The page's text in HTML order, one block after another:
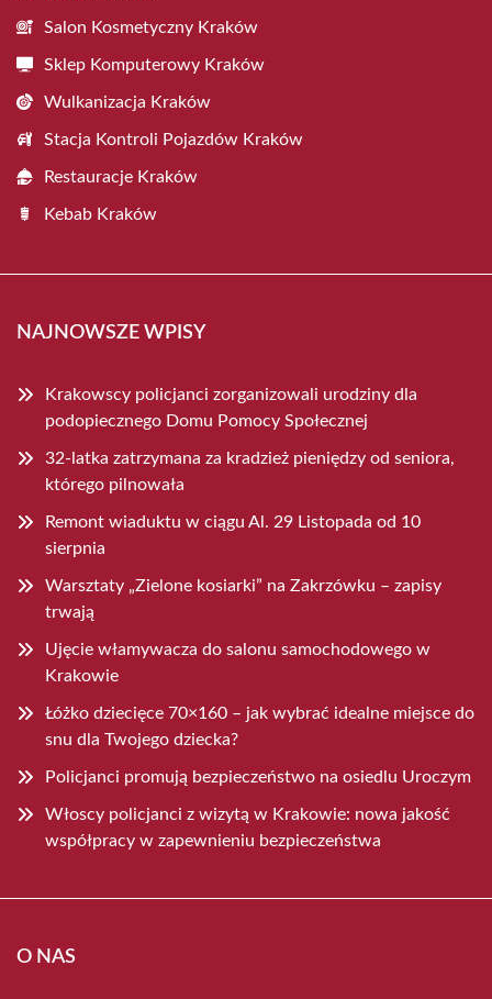
Salon Kosmetyczny Kraków
Sklep Komputerowy Kraków
Wulkanizacja Kraków
Stacja Kontroli Pojazdów Kraków
Restauracje Kraków
Kebab Kraków
NAJNOWSZE WPISY
Krakowscy policjanci zorganizowali urodziny dla
podopiecznego Domu Pomocy Społecznej
32-latka zatrzymana za kradzież pieniędzy od seniora,
którego pilnowała
Remont wiaduktu w ciągu Al. 29 Listopada od 10
sierpnia
Warsztaty „Zielone kosiarki” na Zakrzówku – zapisy
trwają
Ujęcie włamywacza do salonu samochodowego w
Krakowie
Łóżko dziecięce 70×160 – jak wybrać idealne miejsce do
snu dla Twojego dziecka?
Policjanci promują bezpieczeństwo na osiedlu Uroczym
Włoscy policjanci z wizytą w Krakowie: nowa jakość
współpracy w zapewnieniu bezpieczeństwa
O NAS